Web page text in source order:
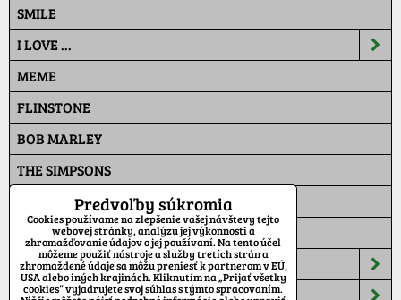
SMILE
I LOVE ...
MEME
FLINSTONE
BOB MARLEY
THE SIMPSONS
PAT A MAT
MASKÁČ
ŠILTOVKY
TEPLÁKY
Predvoľby súkromia
Cookies používame na zlepšenie vašej návštevy tejto
webovej stránky, analýzu jej výkonnosti a
zhromažďovanie údajov o jej používaní. Na tento účel
môžeme použiť nástroje a služby tretích strán a
zhromaždené údaje sa môžu preniesť k partnerom v EÚ,
USA alebo iných krajinách. Kliknutím na „Prijať všetky
cookies“ vyjadrujete svoj súhlas s týmto spracovaním.